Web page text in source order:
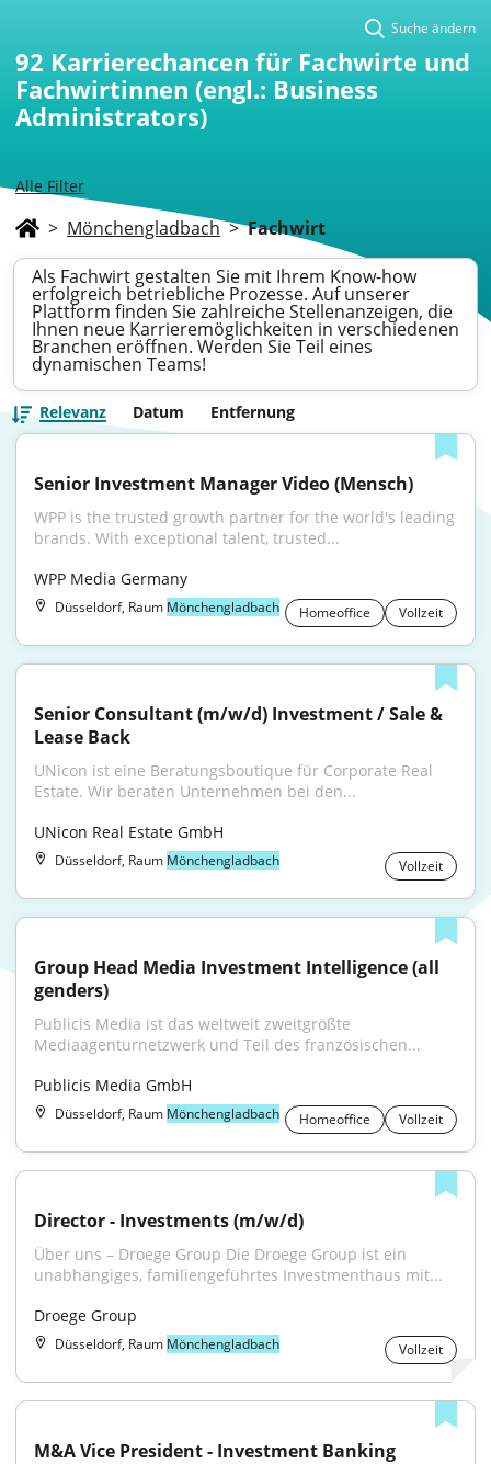
Alle Filter
Suche ändern
92 Karrierechancen für Fachwirte und
Fachwirtinnen (engl.: Business
Administrators)
> Mönchengladbach > Fachwirt
Als Fachwirt gestalten Sie mit Ihrem Know-how
erfolgreich betriebliche Prozesse. Auf unserer
Plattform finden Sie zahlreiche Stellenanzeigen, die
Ihnen neue Karrieremöglichkeiten in verschiedenen
Branchen eröffnen. Werden Sie Teil eines
dynamischen Teams!
Relevanz Datum Entfernung
Senior Investment Manager Video (Mensch)
WPP is the trusted growth partner for the world's leading
brands. With exceptional talent, trusted...
WPP Media Germany
Düsseldorf, Raum Mönchengladbach Homeoffice Vollzeit
Senior Consultant (m/w/d) Investment / Sale &
Lease Back
UNicon ist eine Beratungsboutique für Corporate Real
Estate. Wir beraten Unternehmen bei den...
UNicon Real Estate GmbH
Düsseldorf, Raum Mönchengladbach Vollzeit
Group Head Media Investment Intelligence (all
genders)
Publicis Media ist das weltweit zweitgrößte
Mediaagenturnetzwerk und Teil des französischen...
Publicis Media GmbH
Düsseldorf, Raum Mönchengladbach Homeoffice Vollzeit
Director - Investments (m/w/d)
Über uns – Droege Group Die Droege Group ist ein
unabhängiges, familiengeführtes Investmenthaus mit...
Droege Group
Düsseldorf, Raum Mönchengladbach Vollzeit
M&A Vice President - Investment Banking